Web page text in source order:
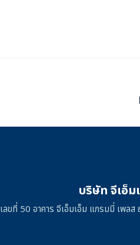
บริษัท จีเอ็
เลขที่ 50 อาคาร จีเอ็มเอ็ม แกรมมี่ เพล